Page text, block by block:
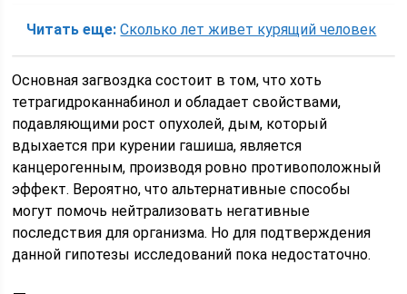
Читать еще: Сколько лет живет курящий человек
Основная загвоздка состоит в том, что хоть
тетрагидроканнабинол и обладает свойствами,
подавляющими рост опухолей, дым, который
вдыхается при курении гашиша, является
канцерогенным, производя ровно противоположный
эффект. Вероятно, что альтернативные способы
могут помочь нейтрализовать негативные
последствия для организма. Но для подтверждения
данной гипотезы исследований пока недостаточно.